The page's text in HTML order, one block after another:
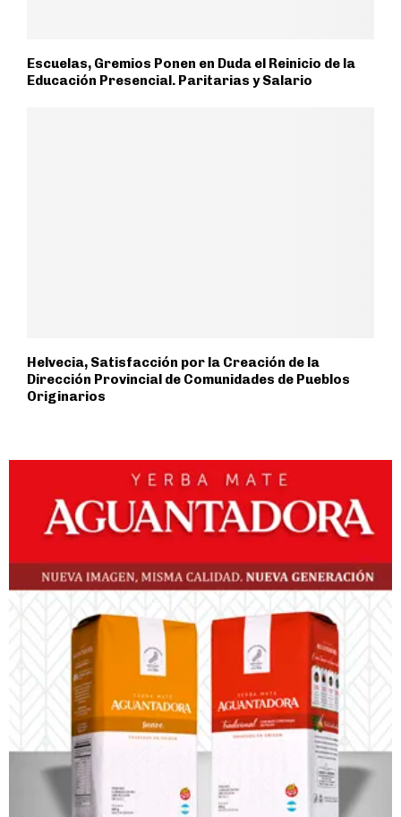
Escuelas, Gremios Ponen en Duda el Reinicio de la
Educación Presencial. Paritarias y Salario
Helvecia, Satisfacción por la Creación de la
Dirección Provincial de Comunidades de Pueblos
Originarios